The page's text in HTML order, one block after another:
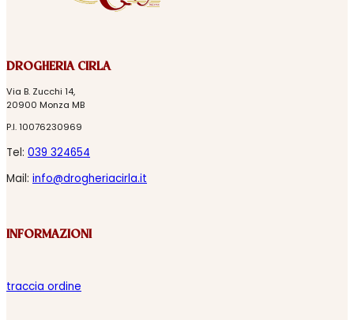
DROGHERIA CIRLA
Via B. Zucchi 14,
20900 Monza MB
P.I. 10076230969
Tel: 039 324654
Mail: info@drogheriacirla.it
INFORMAZIONI
traccia ordine